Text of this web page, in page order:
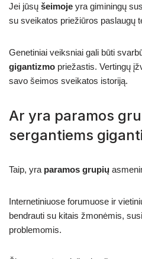
Jei jūsų šeimoje yra giminingų
su sveikatos priežiūros paslaugų
Genetiniai veiksniai gali būti
gigantizmo priežastis. Vertingų
savo šeimos sveikatos istoriją.
Ar yra paramos
sergantiems
Taip, yra paramos grupių
Internetiniuose forumuose ir
bendrauti su kitais žmonėmis,
problemomis.